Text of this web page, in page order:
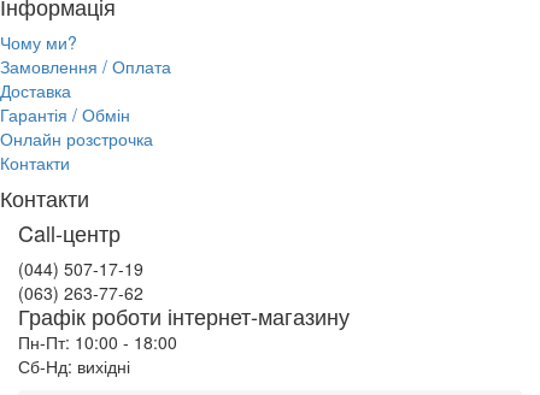
Чому ми?
Замовлення / Оплата
Доставка
Гарантія / Обмін
Онлайн розстрочка
Контакти
Контакти
Call-центр
(044) 507-17-19
(063) 263-77-62
Графік роботи інтернет-магазину
Пн-Пт: 10:00 - 18:00
Сб-Нд: вихідні